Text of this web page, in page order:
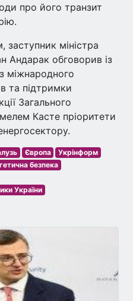
про його транзит
заступник міністра
Андарак обговорив із
міжнародного
та підтримки
Загального
Касте пріоритети
Європа
Укрінформ
безпека
України